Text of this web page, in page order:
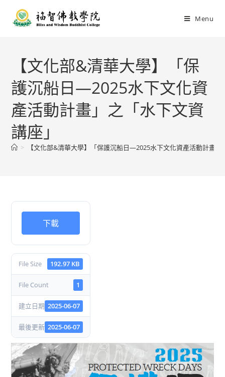
Menu
【文化部&清華大學】「保
護沉船日—2025水下文化資
產活動計畫」之「水下文資
講座」
> 【文化部&清華大學】「保護沉船日—2025水下文化資產活動計畫
下載
File Size 192.97 KB
File Count 1
建立日期 2025-06-07
最後更新 2025-06-07